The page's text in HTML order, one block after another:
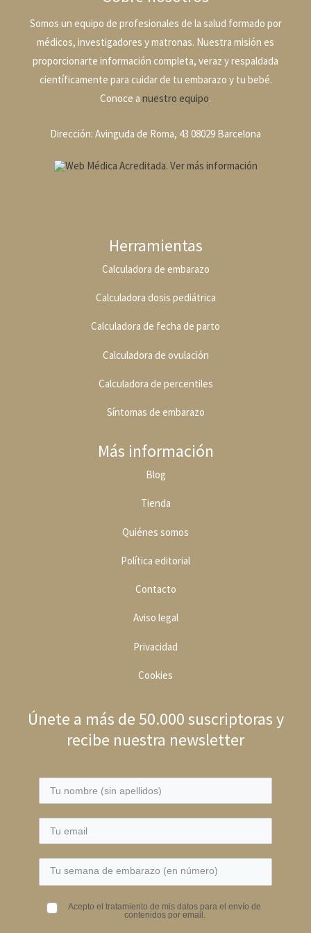
Somos un equipo de profesionales de la salud formado por
médicos, investigadores y matronas. Nuestra misión es
proporcionarte información completa, veraz y respaldada
científicamente para cuidar de tu embarazo y tu bebé.
Conoce a nuestro equipo.
Dirección: Avinguda de Roma, 43 08029 Barcelona
Herramientas
Calculadora de embarazo
Calculadora dosis pediátrica
Calculadora de fecha de parto
Calculadora de ovulación
Calculadora de percentiles
Síntomas de embarazo
Más información
Blog
Tienda
Quiénes somos
Política editorial
Contacto
Aviso legal
Privacidad
Cookies
Únete a más de 50.000 suscriptoras y
recibe nuestra newsletter
Acepto el tratamiento de mis datos para el envío de
contenidos por email.